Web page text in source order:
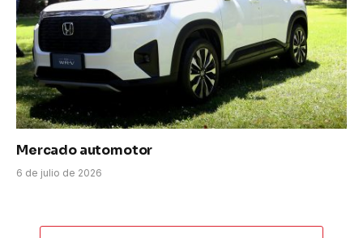
Mercado automotor
6 de julio de 2026